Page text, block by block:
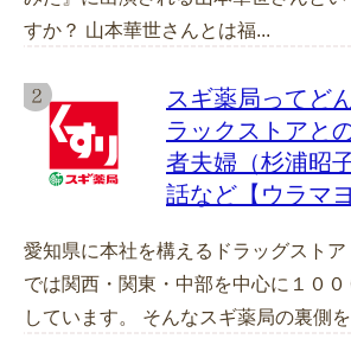
すか？ 山本華世さんとは福...
スギ薬局ってど
ラックストアと
者夫婦（杉浦昭
話など【ウラマ
愛知県に本社を構えるドラッグスト
では関西・関東・中部を中心に１０
しています。 そんなスギ薬局の裏側